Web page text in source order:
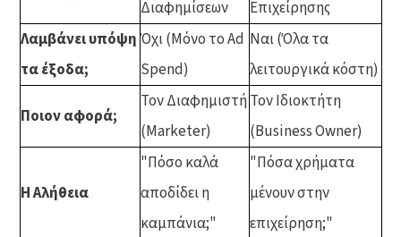
Διαφημίσεων
Επιχείρησης
Λαμβάνει υπόψη
τα έξοδα;
Όχι (Μόνο το Ad
Spend)
Ναι (Όλα τα
λειτουργικά κόστη)
Ποιον αφορά;
Τον Διαφημιστή
(Marketer)
Τον Ιδιοκτήτη
(Business Owner)
Η Αλήθεια
"Πόσο καλά
αποδίδει η
καμπάνια;"
"Πόσα χρήματα
μένουν στην
επιχείρηση;"